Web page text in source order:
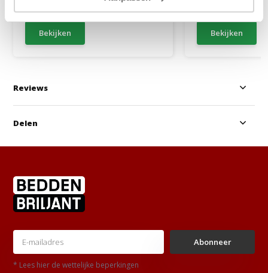
Bekijken Bekijken
Reviews
Delen
Abonneer
* Lees hier de wettelijke beperkingen